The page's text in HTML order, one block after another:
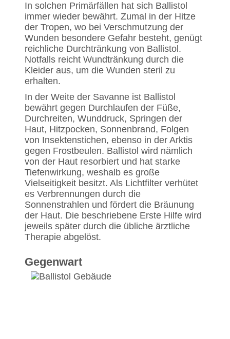
In solchen Primärfällen hat sich Ballistol
immer wieder bewährt. Zumal in der Hitze
der Tropen, wo bei Verschmutzung der
Wunden besondere Gefahr besteht, genügt
reichliche Durchtränkung von Ballistol.
Notfalls reicht Wundtränkung durch die
Kleider aus, um die Wunden steril zu
erhalten.
In der Weite der Savanne ist Ballistol
bewährt gegen Durchlaufen der Füße,
Durchreiten, Wunddruck, Springen der
Haut, Hitzpocken, Sonnenbrand, Folgen
von Insektenstichen, ebenso in der Arktis
gegen Frostbeulen. Ballistol wird nämlich
von der Haut resorbiert und hat starke
Tiefenwirkung, weshalb es große
Vielseitigkeit besitzt. Als Lichtfilter verhütet
es Verbrennungen durch die
Sonnenstrahlen und fördert die Bräunung
der Haut. Die beschriebene Erste Hilfe wird
jeweils später durch die übliche ärztliche
Therapie abgelöst.
Gegenwart